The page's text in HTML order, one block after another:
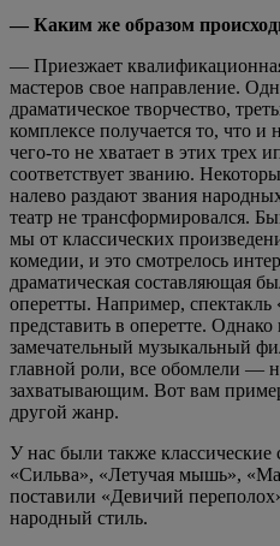
— Каким же образом
— Приезжает
мастеров свое направление.
драматическое творчество,
комплексе получается то, что и
чего-то не хватает в этих трех
соответствует званию.
налево раздают звания
театр не трансформировался.
мы от классических
комедии, и это смотрелось
драматическая составляющая
оперетты. Например,
представить в оперетте.
замечательный музыкальный
главной роли, все обомлели —
захватывающим. Вот вам
другой жанр.
У нас были также классические
«Сильва», «Летучая мышь»,
поставили «Девичий
народный стиль.